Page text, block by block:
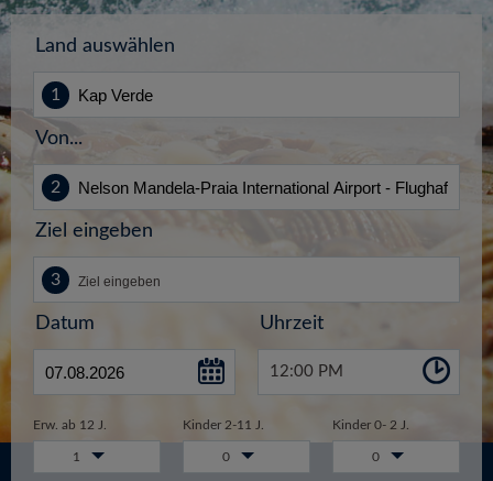
Land auswählen
Von...
Ziel eingeben
Datum Uhrzeit
12:00 PM
Erw. ab 12 J. Kinder 2-11 J. Kinder 0- 2 J.
1 0 0